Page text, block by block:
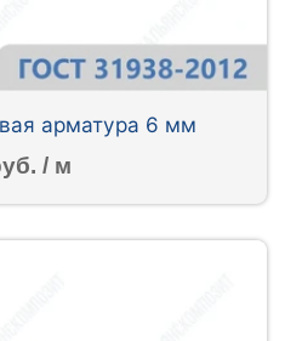
арматура 6 мм
/ м